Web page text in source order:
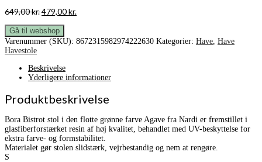
649,00kr.Den
pris
var:
649,00 kr..
479,00kr.Den
er:
Gå til webshop
Varenummer (SKU): 8672315982974222630 Kategorier: Have, Have
Havestole
Beskrivelse
Yderligere informationer
Produktbeskrivelse
Bora Bistrot stol i den flotte grønne farve Agave fra Nardi er fremstillet i
glasfiberforstærket resin af høj kvalitet, behandlet med UV-beskyttelse for
ekstra farve- og formstabilitet.
Materialet gør stolen slidstærk, vejrbestandig og nem at rengøre.
S